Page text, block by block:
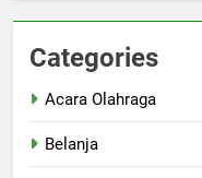
Categories
Acara Olahraga
Belanja